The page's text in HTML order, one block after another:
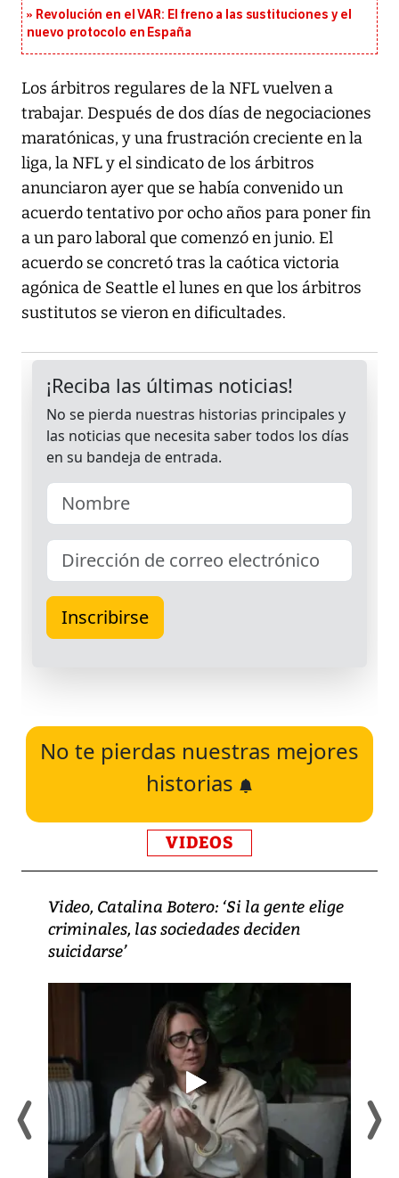
Revolución en el VAR: El freno a las sustituciones y el
nuevo protocolo en España
Los árbitros regulares de la NFL vuelven a
trabajar. Después de dos días de negociaciones
maratónicas, y una frustración creciente en la
liga, la NFL y el sindicato de los árbitros
anunciaron ayer que se había convenido un
acuerdo tentativo por ocho años para poner fin
a un paro laboral que comenzó en junio. El
acuerdo se concretó tras la caótica victoria
agónica de Seattle el lunes en que los árbitros
sustitutos se vieron en dificultades.
No te pierdas nuestras mejores
historias
VIDEOS
Video, Catalina Botero: ‘Si la gente elige
criminales, las sociedades deciden
suicidarse’